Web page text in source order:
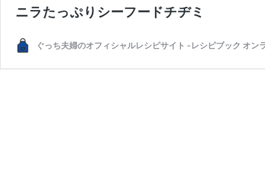
ニラたっぷりシーフードチヂミ
ぐっち夫婦のオフィシャルレシピサイト -レシピブック オン